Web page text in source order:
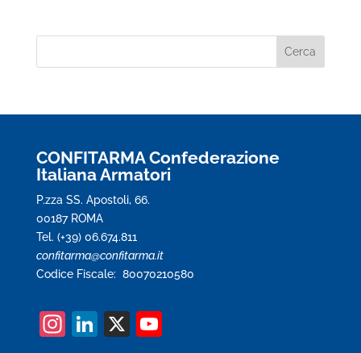
CONFITARMA Confederazione
Italiana Armatori
P.zza SS. Apostoli, 66.
00187 ROMA
Tel. (+39) 06.674.811
confitarma@confitarma.it
Codice Fiscale: 80070210580
In Li X Y